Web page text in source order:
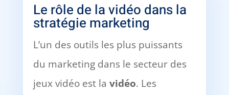
Le rôle de la vidéo dans la
stratégie marketing
L’un des outils les plus puissants
du marketing dans le secteur des
jeux vidéo est la vidéo. Les